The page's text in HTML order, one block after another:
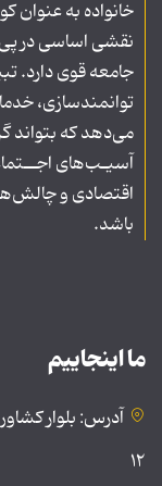
خانواده به
نقشی اساسی در
جامعه قوی دارد.
توانمندسازی،
می‌دهد که بتواند
آسیـب‌های
اقتصادی و
باشد.
ما اینجاییم
آدرس: بلوار
۱۲